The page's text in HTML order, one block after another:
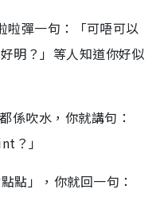
彈一句：「可唔可以
明？」等人知道你好似
係吹水，你就講句：
？」
點」，你就回一句：